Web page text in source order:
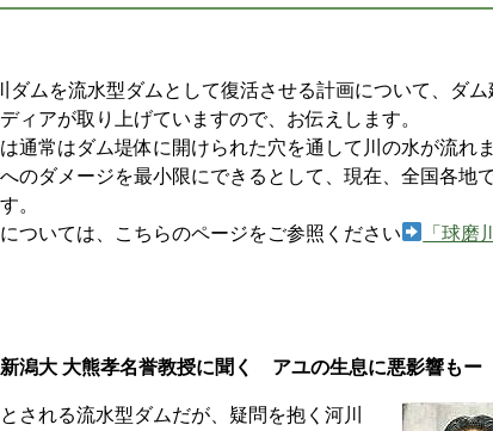
ムを流水型ダムとして復活させる計画について、ダム
ィアが取り上げていますので、お伝えします。
常はダム堤体に開けられた穴を通して川の水が流れ
のダメージを最小限にできるとして、現在、全国各地
。
ついては、こちらのページをご参照ください
「球磨
熊孝名誉教授に聞く アユの生息に悪影響もー
れる流水型ダムだが、疑問を抱く河川